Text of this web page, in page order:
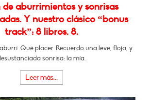
aburrimientos y sonrisas
Y nuestro clásico “bonus
track”: 8 libros, 8.
Qué placer. Recuerdo una leve, floja, y
sonrisa: la mía.
Leer más...